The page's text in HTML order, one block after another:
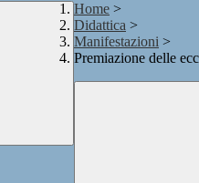
Home >
Didattica >
Manifestazioni >
Premiazione delle